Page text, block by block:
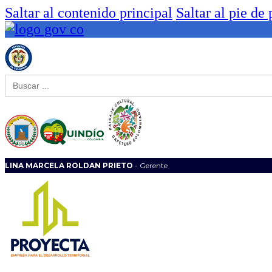
Saltar al contenido principal Saltar al pie de
Buscar:
LINA MARCELA ROLDAN PRIETO - Gerente